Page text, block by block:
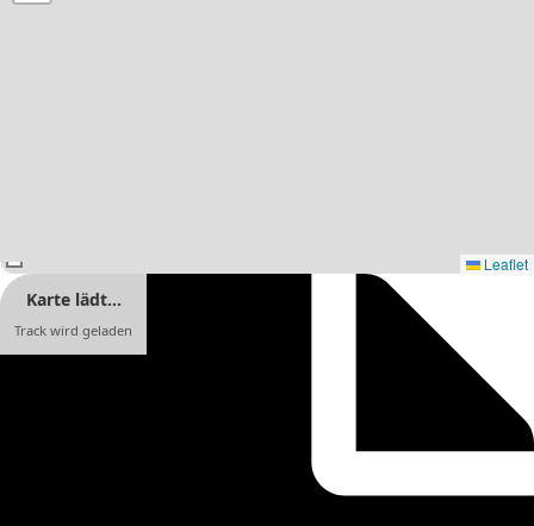
Leaflet
Karte lädt…
Track wird geladen